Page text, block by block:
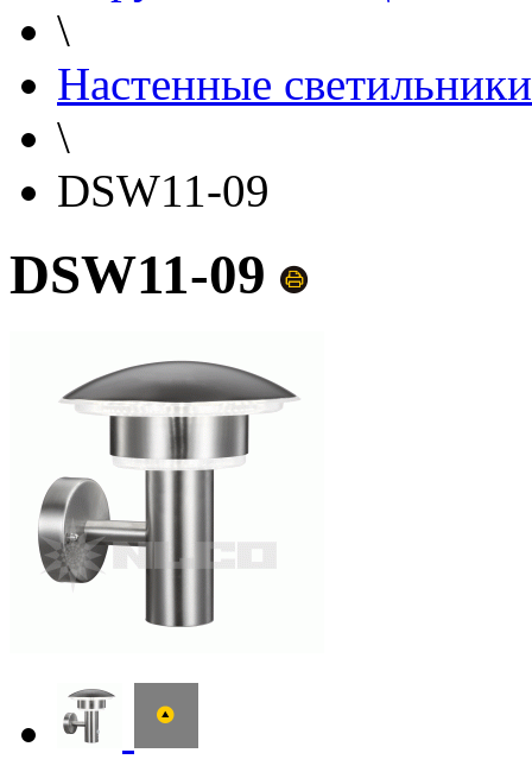
\
Настенные светильники
\
DSW11-09
DSW11-09